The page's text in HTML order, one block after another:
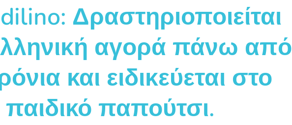
Δραστηριοποιείται
αγορά πάνω από
και ειδικεύεται στο
παιδικό παπούτσι.